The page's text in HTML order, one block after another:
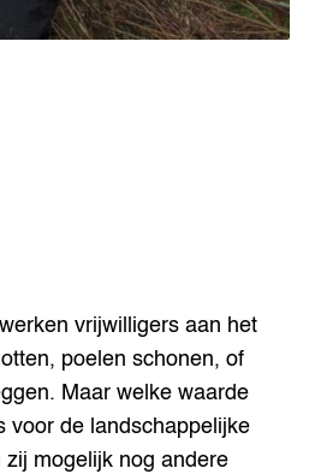
vrijwilligers aan het
poelen schonen, of
Maar welke waarde
voor de landschappelijke
zij mogelijk nog andere